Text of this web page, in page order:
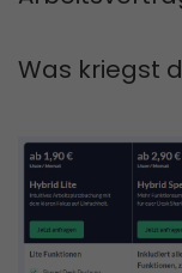
Was kriegst